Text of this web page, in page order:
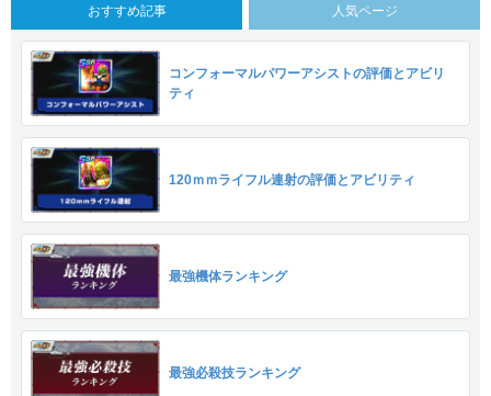
おすすめ記事 人気ページ
コンフォーマルパワーアシストの評価とアビリ
ティ
120ｍｍライフル連射の評価とアビリティ
最強機体ランキング
最強必殺技ランキング